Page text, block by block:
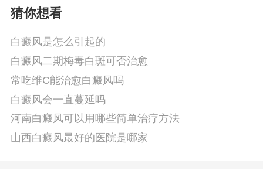
猜你想看
白癜风是怎么引起的
白癜风二期梅毒白斑可否治愈
常吃维C能治愈白癜风吗
白癜风会一直蔓延吗
河南白癜风可以用哪些简单治疗方法
山西白癜风最好的医院是哪家